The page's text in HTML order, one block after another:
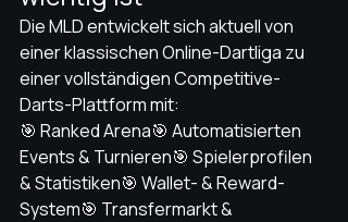
Die MLD entwickelt sich aktuell von
einer klassischen Online-Dartliga zu
einer vollständigen Competitive-
Darts-Plattform mit:
🎯 Ranked Arena🎯 Automatisierten
Events & Turnieren🎯 Spielerprofilen
& Statistiken🎯 Wallet- & Reward-
System🎯 Transfermarkt &